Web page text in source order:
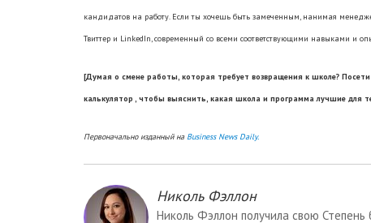
кандидатов на работу. Если ты хочешь быть замеченным, нанимая
Твиттер и LinkedIn, современный со всеми соответствующими навыками и
[Думая о смене работы, которая требует возвращения к школе? Посети
калькулятор , чтобы выяснить, какая школа и программа лучшие для
Первоначально изданный на Business News Daily.
Николь Фэллон
Николь Фэллон получила свою